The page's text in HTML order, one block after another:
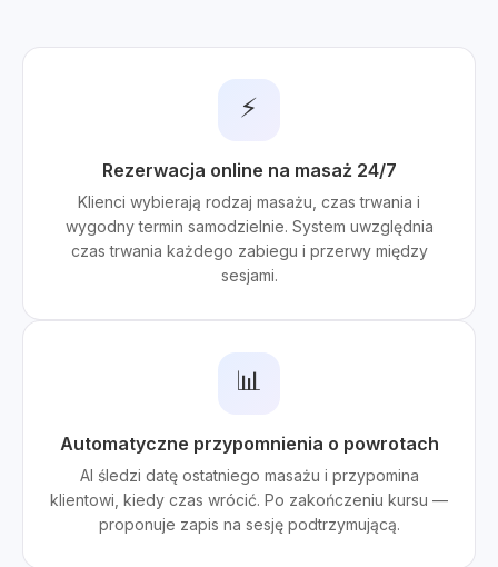
⚡
Rezerwacja online na masaż 24/7
Klienci wybierają rodzaj masażu, czas trwania i
wygodny termin samodzielnie. System uwzględnia
czas trwania każdego zabiegu i przerwy między
sesjami.
📊
Automatyczne przypomnienia o powrotach
AI śledzi datę ostatniego masażu i przypomina
klientowi, kiedy czas wrócić. Po zakończeniu kursu —
proponuje zapis na sesję podtrzymującą.